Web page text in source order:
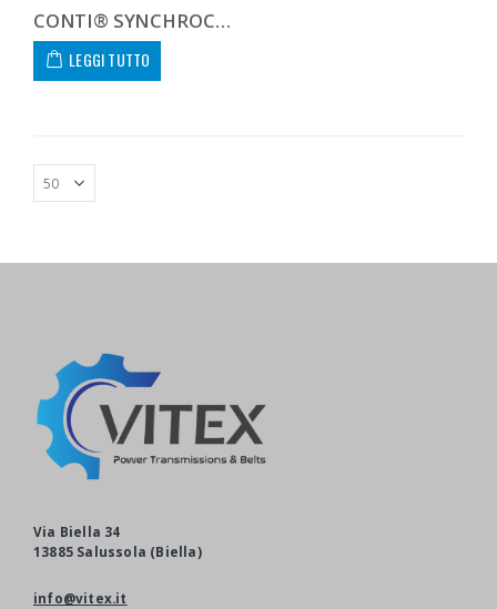
CONTI® SYNCHROCHAIN CTD 8M 4480 21
LEGGI TUTTO
Via Biella 34
13885 Salussola (Biella)
info@vitex.it